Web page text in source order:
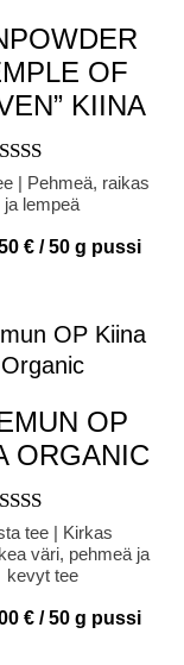
OF
KIINA
Arvostelu
tuotteesta:
5.00
/ 5
| Pehmeä, raikas
ja lempeä
€ / 50 g pussi
OP
ORGANIC
4.00
/ 5
tee | Kirkas
väri, pehmeä ja
kevyt tee
€ / 50 g pussi